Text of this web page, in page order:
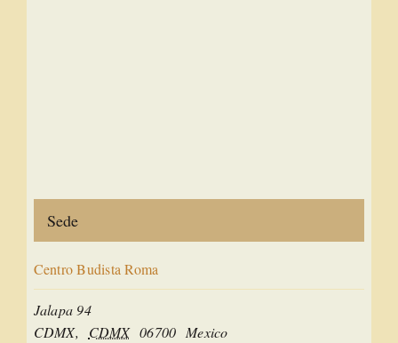
Sede
Centro Budista Roma
Jalapa 94
CDMX, CDMX 06700 Mexico